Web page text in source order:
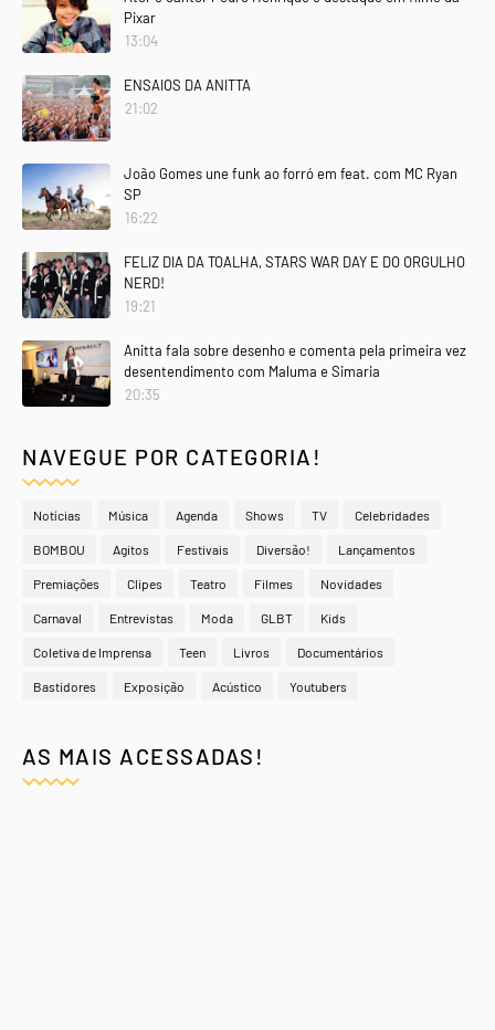
Pixar
13:04
ENSAIOS DA ANITTA
21:02
João Gomes une funk ao forró em feat. com MC Ryan
SP
16:22
FELIZ DIA DA TOALHA, STARS WAR DAY E DO ORGULHO
NERD!
19:21
Anitta fala sobre desenho e comenta pela primeira vez
desentendimento com Maluma e Simaria
20:35
NAVEGUE POR CATEGORIA!
Notícias Música Agenda Shows TV Celebridades
BOMBOU Agitos Festivais Diversão! Lançamentos
Premiações Clipes Teatro Filmes Novidades
Carnaval Entrevistas Moda GLBT Kids
Coletiva de Imprensa Teen Livros Documentários
Bastidores Exposição Acústico Youtubers
AS MAIS ACESSADAS!